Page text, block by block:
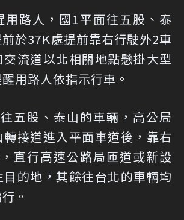
用路人，國1平面往五股、泰
於37K處提前靠右行駛外2車
流道以北相關地點懸掛大型
用路人依指示行車。
五股、泰山的車輛，高公局
接道進入平面車道後，靠右
直行高速公路局匝道或新設
的地，其餘往台北的車輛均
。